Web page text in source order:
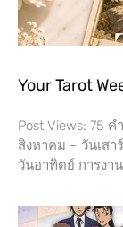
Your Tarot
Post Views: 75
สิงหาคม – วันเส
วันอาทิตย์ การงา